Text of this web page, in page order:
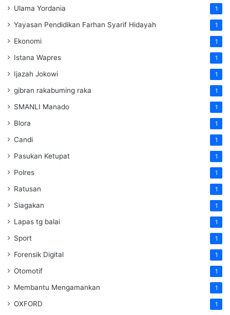
Ulama Yordania 1
Yayasan Pendidikan Farhan Syarif Hidayah 1
Ekonomi 1
Istana Wapres 1
Ijazah Jokowi 1
gibran rakabuming raka 1
SMANLI Manado 1
Blora 1
Candi 1
Pasukan Ketupat 1
Polres 1
Ratusan 1
Siagakan 1
Lapas tg balai 1
Sport 1
Forensik Digital 1
Otomotif 1
Membantu Mengamankan 1
OXFORD 1